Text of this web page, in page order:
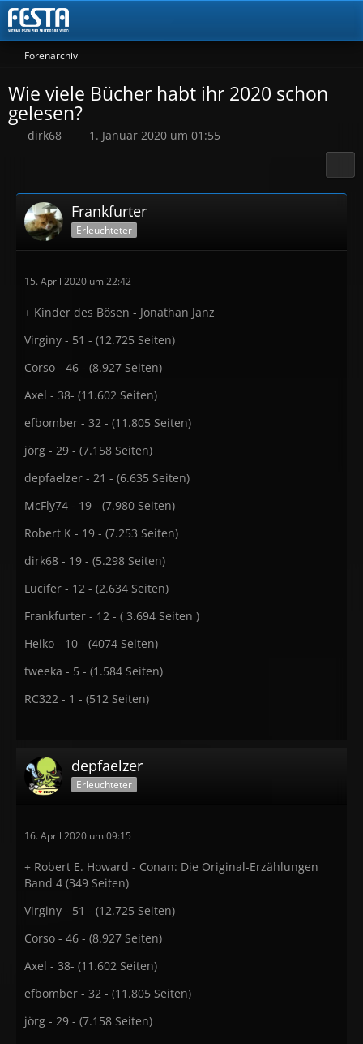
Forenarchiv
Wie viele Bücher habt ihr 2020 schon
gelesen?
dirk68 1. Januar 2020 um 01:55
Frankfurter
Erleuchteter
15. April 2020 um 22:42
+ Kinder des Bösen - Jonathan Janz
Virginy - 51 - (12.725 Seiten)
Corso - 46 - (8.927 Seiten)
Axel - 38- (11.602 Seiten)
efbomber - 32 - (11.805 Seiten)
jörg - 29 - (7.158 Seiten)
depfaelzer - 21 - (6.635 Seiten)
McFly74 - 19 - (7.980 Seiten)
Robert K - 19 - (7.253 Seiten)
dirk68 - 19 - (5.298 Seiten)
Lucifer - 12 - (2.634 Seiten)
Frankfurter - 12 - ( 3.694 Seiten )
Heiko - 10 - (4074 Seiten)
tweeka - 5 - (1.584 Seiten)
RC322 - 1 - (512 Seiten)
depfaelzer
Erleuchteter
16. April 2020 um 09:15
+ Robert E. Howard - Conan: Die Original-Erzählungen
Band 4 (349 Seiten)
Virginy - 51 - (12.725 Seiten)
Corso - 46 - (8.927 Seiten)
Axel - 38- (11.602 Seiten)
efbomber - 32 - (11.805 Seiten)
jörg - 29 - (7.158 Seiten)